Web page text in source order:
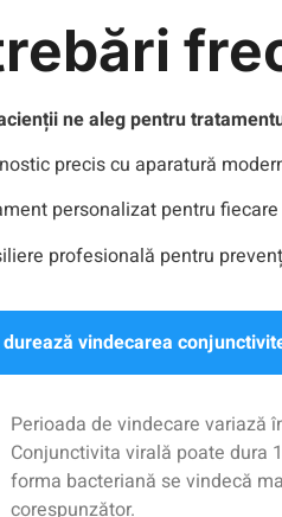
ne aleg pentru
precis cu aparatură
personalizat pentru
profesională pentru
durează vindecarea
Perioada de vindecare variază
Conjunctivita virală poate dura
forma bacteriană se vindecă
corespunzător.